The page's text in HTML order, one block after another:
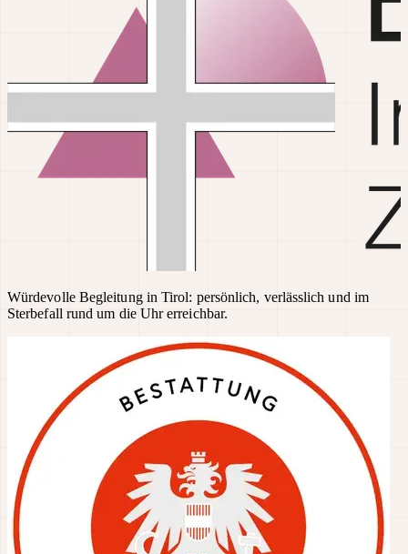
Würdevolle Begleitung in Tirol: persönlich, verlässlich und im
Sterbefall rund um die Uhr erreichbar.